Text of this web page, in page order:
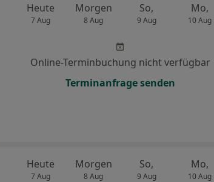
Heute
7 Aug
Morgen
8 Aug
So,
9 Aug
Mo,
10 Aug
Online-Terminbuchung nicht verfügbar
Terminanfrage senden
Heute
7 Aug
Morgen
8 Aug
So,
9 Aug
Mo,
10 Aug